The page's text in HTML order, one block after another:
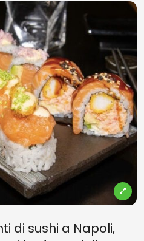
di sushi a Napoli,